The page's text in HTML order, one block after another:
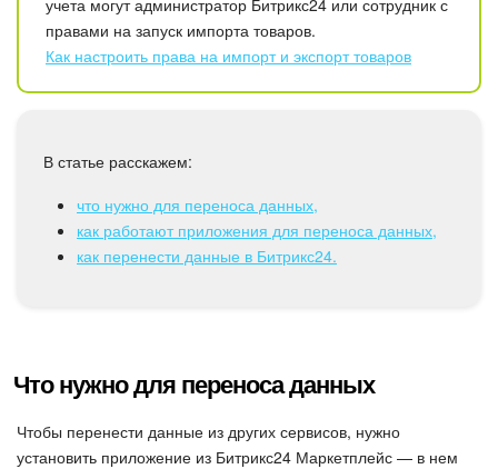
Календарь
База знаний
Сайты
Интернет-магазин
Почта
CRM
правами на запуск импорта товаров.
Как настроить права на импорт и экспорт товаров
В статье расскажем:
что нужно для переноса данных,
как работают приложения для переноса данных,
как перенести данные в Битрикс24.
Что нужно для переноса данных
Чтобы перенести данные из других сервисов, нужно
установить приложение из Битрикс24 Маркетплейс — в нем